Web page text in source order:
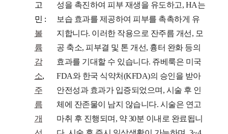
고
민 :
볼
륨
감
소,
주
름
개
성을 촉진하여 피부 재생을 유도하고, HA는
보습 효과를 제공하여 피부를 촉촉하게 유
지합니다. 이러한 작용으로 잔주름 개선, 모
공 축소, 피부결 및 톤 개선, 흉터 완화 등의
효과를 기대할 수 있습니다. 쥬베룩은 미국
FDA와 한국 식약처(KFDA)의 승인을 받아
안전성과 효과가 입증되었으며, 시술 후 인
체에 잔존물이 남지 않습니다. 시술은 연고
마취 후 진행되며, 약 30분 이내로 완료됩니